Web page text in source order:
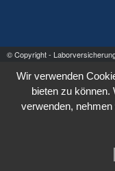
© Copyright -
Wir verwenden
bieten zu können.
verwenden,